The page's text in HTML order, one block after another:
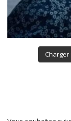
Charger